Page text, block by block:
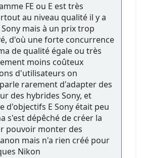
FE ou E est très
au niveau qualité il y a
mais à un prix trop
d'où une forte concurrence
de qualité égale ou très
moins coûteux
d'utilisateurs on
rarement d'adapter des
des hybrides Sony, et
d'objectifs E Sony était peu
s'est dépêché de créer la
pouvoir monter des
mais n'a rien créé pour
Nikon